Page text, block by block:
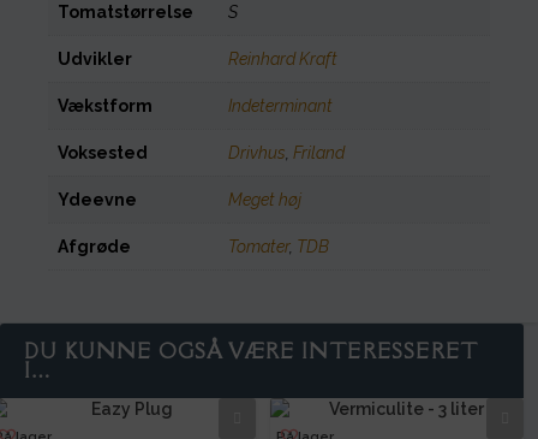
Tomatstørrelse S
Udvikler Reinhard Kraft
Vækstform Indeterminant
Voksested Drivhus Friland
Ydeevne Meget høj
Afgrøde Tomater, TDB
DU KUNNE OGSÅ VÆRE INTERESSERET
I…